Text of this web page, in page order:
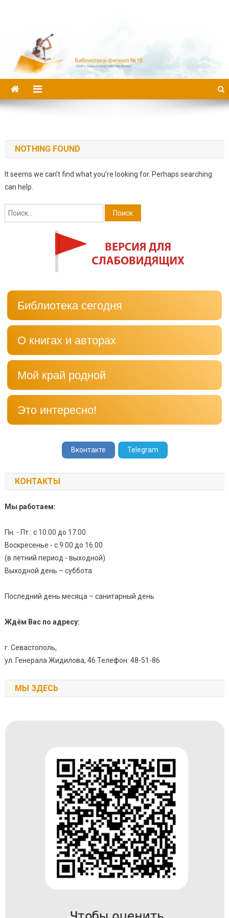
NOTHING FOUND
It seems we can’t find what you’re looking for. Perhaps searching
can help.
Найти:
Библиотека сегодня
О книгах и авторах
Мой край родной
Это интересно!
Вконтакте Telegram
КОНТАКТЫ
Мы работаем:
Пн. - Пт.: с 10.00 до 17.00
Воскресенье - с 9.00 до 16.00
(в летний период - выходной)
Выходной день – суббота
Последний день месяца – санитарный день
Ждём Вас по адресу:
г. Севастополь,
ул. Генерала Жидилова, 46 Телефон: 48-51-86
МЫ ЗДЕСЬ